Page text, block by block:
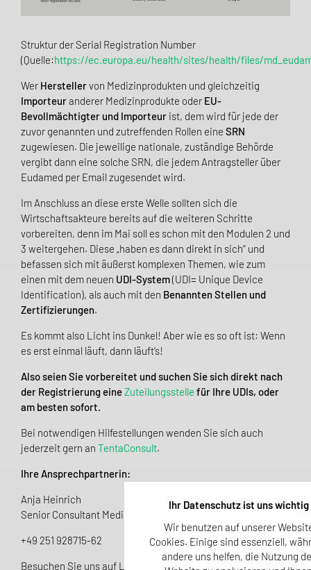
Struktur der Serial Registration Number
(Quelle:https://ec.europa.eu/health/sites/health/files/
Wer Herstellervon Medizinprodukten und gleichzeitig
Importeuranderer Medizinprodukte oder EU-
Bevollmächtigter und Importeur ist, dem wird für jede der
zuvor genannten und zutreffenden Rollen eine SRN
zugewiesen. Die jeweilige nationale, zuständige Behörde
vergibt dann eine solche SRN, die jedem Antragsteller über
Eudamed per Email zugesendet wird.
Im Anschluss an diese erste Welle sollten sich die
Wirtschaftsakteure bereits auf die weiteren Schritte
vorbereiten, denn im Mai soll es schon mit den Modulen 2 und
3 weitergehen. Diese „haben es dann direkt in sich“ und
befassen sich mit äußerst komplexen Themen, wie zum
einen mit dem neuen UDI-System(UDI= Unique Device
Identification), als auch mit den Benannten Stellen und
Zertifizierungen.
Es kommt also Licht ins Dunkel! Aber wie es so oft ist: Wenn
es erst einmal läuft, dann läuft‘s!
Also seien Sie vorbereitet und suchen Sie sich direkt nach
der Registrierung eineZuteilungsstelle für Ihre UDIs, oder
am besten sofort.
Bei notwendigen Hilfestellungen wenden Sie sich auch
jederzeit gern an TentaConsult.
Ihre Ansprechpartnerin:
Anja Heinrich
Senior Consultant Medical Devices
+49 251 928715-62
Besuchen Sie uns auf LinkedIn
Ihr Datenschutz ist uns wichtig
Wir benutzen auf unserer
Cookies. Einige sind essenziell,
andere uns helfen, die Nutzung